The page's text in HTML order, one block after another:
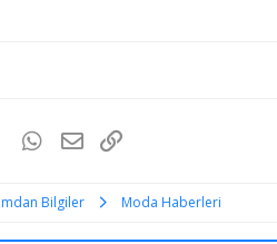
Tumblr WhatsApp
E-postaLink
Bilgiler Moda Haberleri